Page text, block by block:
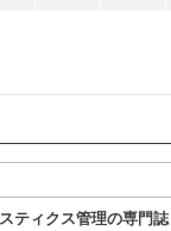
ティクス管理の専門誌